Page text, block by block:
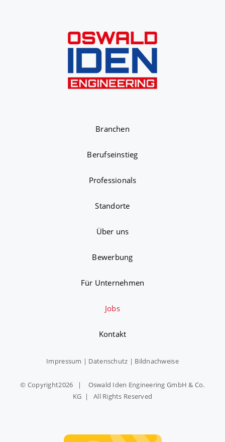
Branchen
Berufseinstieg
Professionals
Standorte
Über uns
Bewerbung
Für Unternehmen
Jobs
Kontakt
Impressum | Datenschutz | Bildnachweise
© Copyright2026 | Oswald Iden Engineering GmbH & Co.
KG | All Rights Reserved